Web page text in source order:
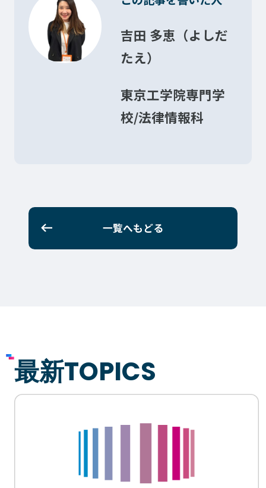
プライバシーポリシー
Copyright © Technos College. All Rights Reserved.
吉田 多恵（よしだ
たえ）
東京工学院専門学
校/法律情報科
一覧へもどる
最新TOPICS